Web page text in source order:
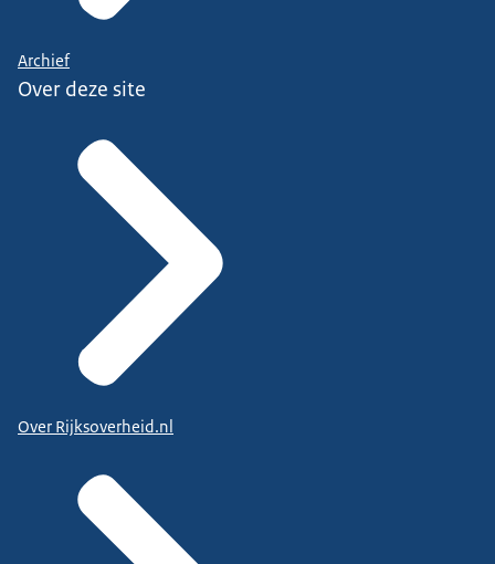
Archief
Over deze site
Over Rijksoverheid.nl